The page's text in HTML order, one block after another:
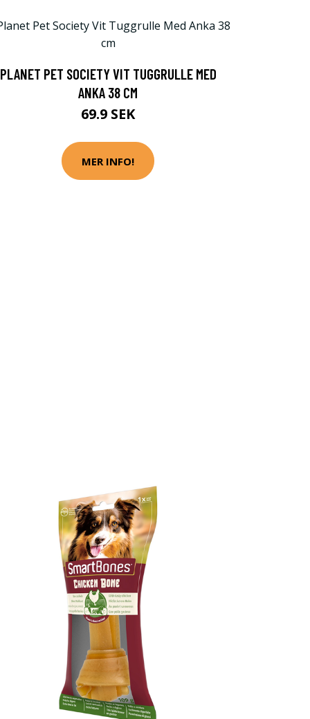
PLANET PET SOCIETY VIT TUGGRULLE MED
ANKA 38 CM
69.9 SEK
MER INFO!